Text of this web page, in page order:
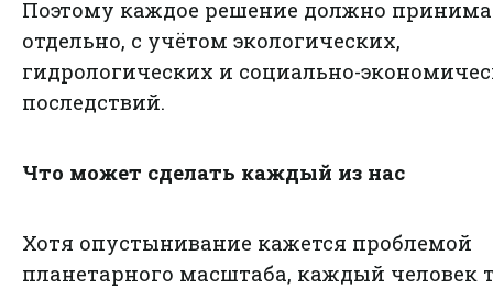
Поэтому каждое решение должно
отдельно, с учётом экологических,
гидрологических и социально-
последствий.
Что может сделать каждый из нас
Хотя опустынивание кажется проблемой
планетарного масштаба, каждый человек